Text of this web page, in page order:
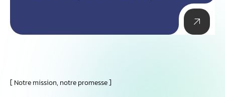
Notre mission, notre promesse